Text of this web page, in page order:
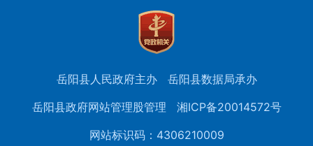
岳阳县人民政府主办
岳阳县数据局承办
岳阳县政府网站管理股管理
湘ICP备20014572号
网站标识码：4306210009